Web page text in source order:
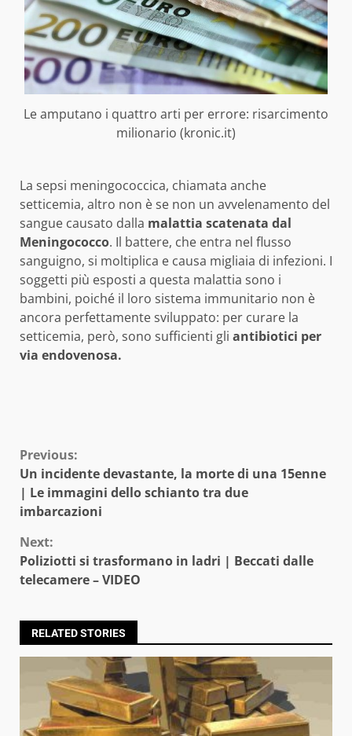
Le amputano i quattro arti per errore: risarcimento
milionario (kronic.it)
La sepsi meningococcica, chiamata anche
setticemia, altro non è se non un avvelenamento del
sangue causato dalla malattia scatenata dal
Meningococco. Il battere, che entra nel flusso
sanguigno, si moltiplica e causa migliaia di infezioni. I
soggetti più esposti a questa malattia sono i
bambini, poiché il loro sistema immunitario non è
ancora perfettamente sviluppato: per curare la
setticemia, però, sono sufficienti gli antibiotici per
via endovenosa.
Continue
Reading
Previous:
Un incidente devastante, la morte di una 15enne
| Le immagini dello schianto tra due
imbarcazioni
Next:
Poliziotti si trasformano in ladri | Beccati dalle
telecamere – VIDEO
RELATED STORIES